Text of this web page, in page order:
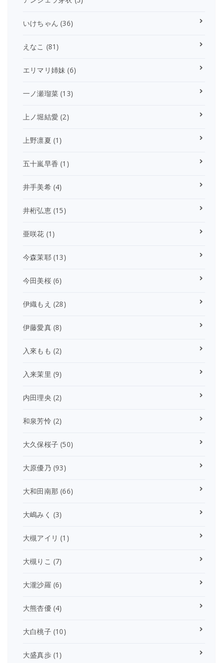
いけちゃん (36)
えなこ (81)
エリマリ姉妹 (6)
一ノ瀬瑠菜 (13)
上ノ堀結愛 (2)
上野凛夏 (1)
五十嵐早香 (1)
井手美希(4)
井桁弘恵(15)
亜咲花 (1)
今森茉耶(13)
今田美桜(6)
伊織もえ (28)
伊藤愛真(8)
入來もも (2)
入来茉里 (9)
内田理央 (2)
和泉芳怜 (2)
大久保桜子 (50)
大原優乃 (93)
大和田南那 (66)
大嶋みく (3)
大槻アイリ (1)
大槻りこ (7)
大瀧沙羅 (6)
大熊杏優(4)
大白桃子(10)
大盛真歩(1)